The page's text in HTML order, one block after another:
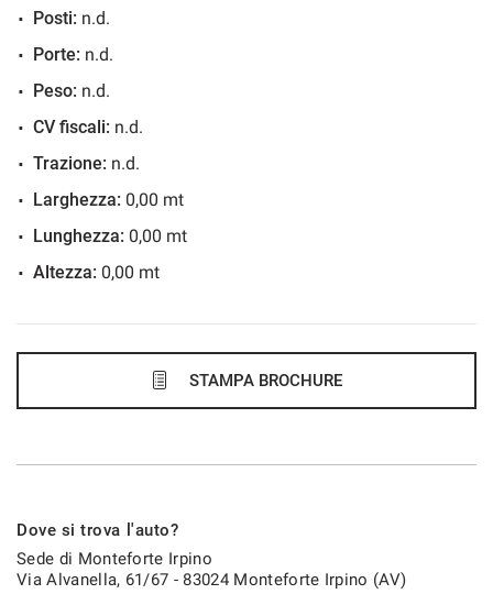
48 Mesi
1.336€/mese
36 Mesi
1.349€/mese
48 Mesi
Posti: n.d.
Porte: n.d.
Peso: n.d.
CV fiscali: n.d.
Trazione: n.d.
Larghezza: 0,00 mt
Lunghezza: 0,00 mt
Altezza: 0,00 mt
STAMPA BROCHURE
Dove si trova l'auto?
Sede di Monteforte Irpino
Via Alvanella, 61/67 - 83024 Monteforte Irpino (AV)